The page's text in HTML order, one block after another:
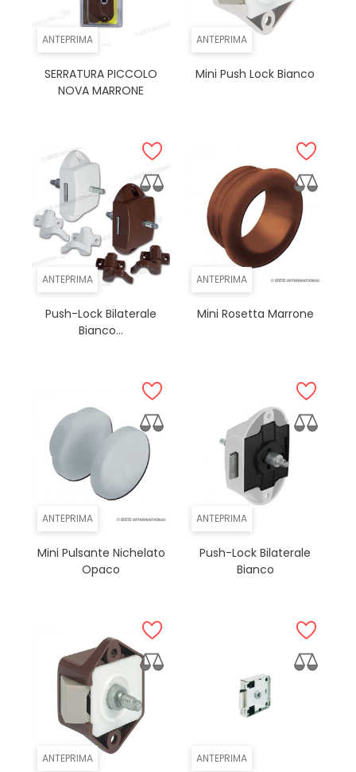
ANTEPRIMA
SERRATURA PICCOLO
NOVA MARRONE
ANTEPRIMA
Mini Push Lock Bianco
ANTEPRIMA
Push-Lock Bilaterale
Bianco...
ANTEPRIMA
Mini Rosetta Marrone
ANTEPRIMA
Mini Pulsante Nichelato
Opaco
ANTEPRIMA
Push-Lock Bilaterale
Bianco
ANTEPRIMA ANTEPRIMA